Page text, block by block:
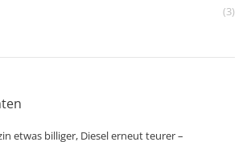
(3)
etwas billiger, Diesel erneut teurer –